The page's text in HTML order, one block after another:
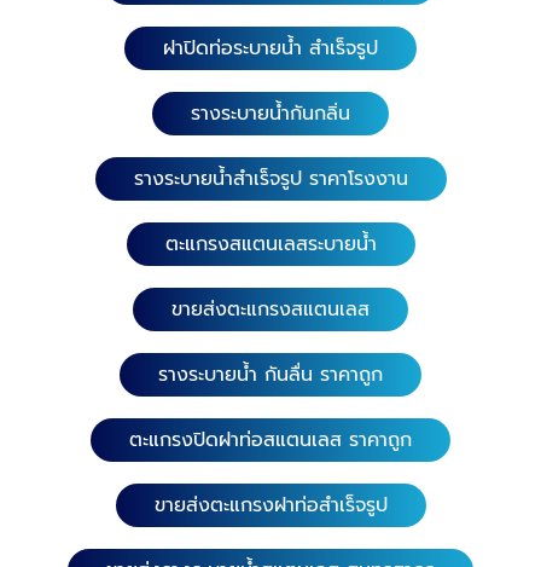
ฝาปิดท่อระบายน้ำ สำเร็จรูป
รางระบายน้ำกันกลิ่น
รางระบายน้ำสำเร็จรูป ราคาโรงงาน
ตะแกรงสแตนเลสระบายน้ำ
ขายส่งตะแกรงสแตนเลส
รางระบายน้ำ กันลื่น ราคาถูก
ตะแกรงปิดฝาท่อสแตนเลส ราคาถูก
ขายส่งตะแกรงฝาท่อสำเร็จรูป